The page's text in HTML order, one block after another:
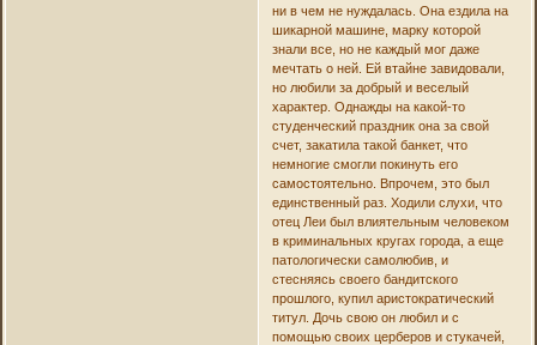
ни в чем не нуждалась. Она ездила на
шикарной машине, марку которой
знали все, но не каждый мог даже
мечтать о ней. Ей втайне завидовали,
но любили за добрый и веселый
характер. Однажды на какой-то
студенческий праздник она за свой
счет, закатила такой банкет, что
немногие смогли покинуть его
самостоятельно. Впрочем, это был
единственный раз. Ходили слухи, что
отец Леи был влиятельным человеком
в криминальных кругах города, а еще
патологически самолюбив, и
стесняясь своего бандитского
прошлого, купил аристократический
титул. Дочь свою он любил и с
помощью своих церберов и стукачей,